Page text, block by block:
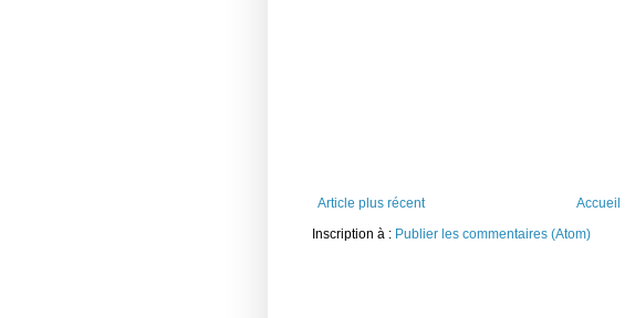
Article plus récent
Accueil
Inscription à : Publier les commentaires (Atom)